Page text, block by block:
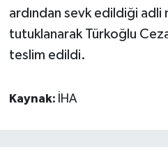
ardından sevk edildiği adli
tutuklanarak Türkoğlu
teslim edildi.
Kaynak: İHA